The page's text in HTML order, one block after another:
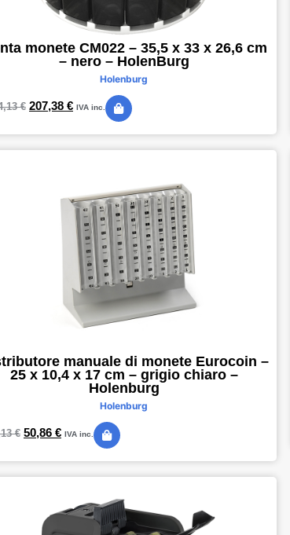
monete CM022 – 35,5 x 33 x 26,6 cm
– nero – HolenBurg
Holenburg
€ 207,38 € IVA inc.
manuale di monete Eurocoin –
25 x 10,4 x 17 cm – grigio chiaro –
Holenburg
Holenburg
€ 50,86 € IVA inc.